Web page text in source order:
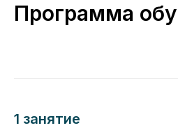
Программа
1 занятие